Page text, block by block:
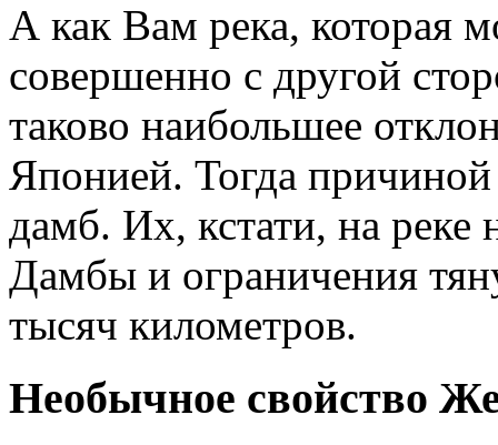
А как Вам река, которая
совершенно с другой
таково наибольшее
Японией. Тогда
дамб. Их, кстати, на реке
Дамбы и ограничения
тысяч километров.
Необычное свойство